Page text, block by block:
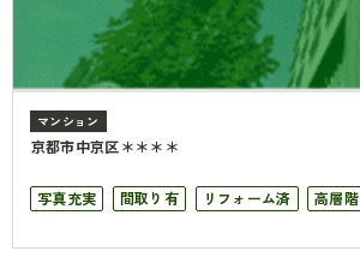
マンション
京都市中京区＊＊＊＊
写真充実 間取り有 リフォーム済 高層階